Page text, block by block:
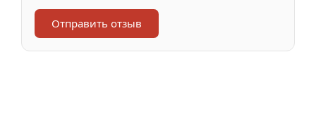
Отправить отзыв